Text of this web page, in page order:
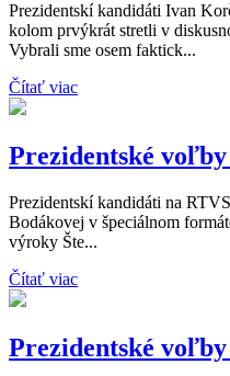
Prezidentskí kandidáti Ivan
kolom prvýkrát stretli v
Vybrali sme osem faktick...
Čítať viac
Prezidentské
Prezidentskí kandidáti na
Bodákovej v špeciálnom
výroky Šte...
Čítať viac
Prezidentské